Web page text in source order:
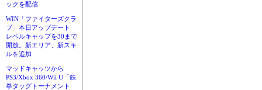
ックを配信
WIN「ファイターズクラ
ブ」本日アップデート
レベルキャップを30まで
開放。新エリア、新スキ
ルを追加
マッドキャッツから
PS3/Xbox 360/Wii U「鉄
拳タッグトーナメント